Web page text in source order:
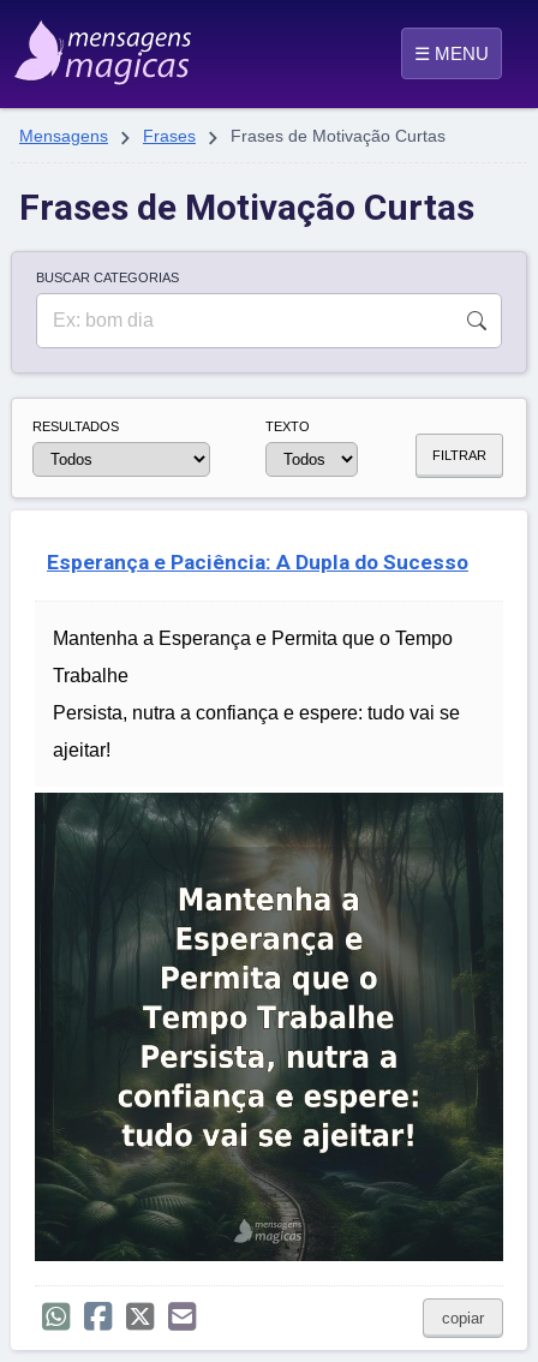
☰ MENU
Mensagens  Frases  Frases de Motivação Curtas
Frases de Motivação Curtas
BUSCAR CATEGORIAS
RESULTADOS
TEXTO
FILTRAR
Esperança e Paciência: A Dupla do Sucesso
Mantenha a Esperança e Permita que o Tempo
Trabalhe
Persista, nutra a confiança e espere: tudo vai se
ajeitar!
copiar